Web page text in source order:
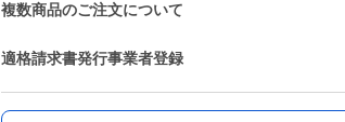
複数商品のご注文について
適格請求書発行事業者登録